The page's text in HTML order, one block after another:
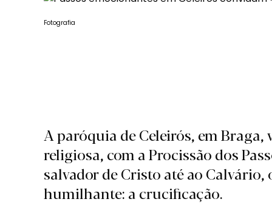
Fotografia
A paróquia de Celeirós, em
religiosa, com a Procissão dos
salvador de Cristo até ao
humilhante: a crucificação.